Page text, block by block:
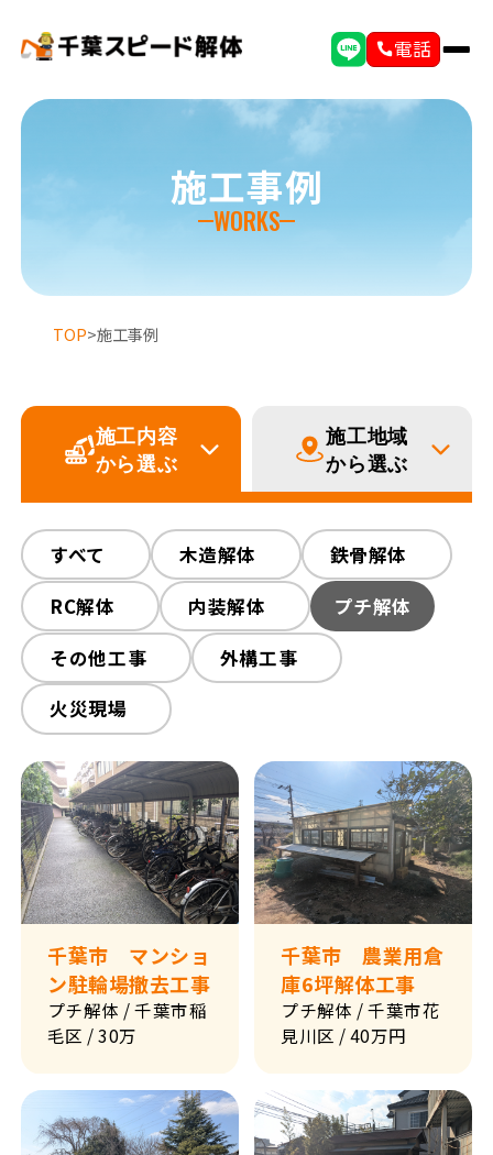
電話
選ばれる理由 初めての方へ
解体工事の流れ 解体工事メニュー
会社概要 スタッフ紹介
施工事例 相談会/イベント
現場ブログ お客様の声
補助金情報 空き家対策
来店予約
施工事例
WORKS
TOP>施工事例
施工内容
から選ぶ
施工地域
から選ぶ
すべて 木造解体
鉄骨解体
RC解体
内装解体
プチ解体
その他工事
外構工事
火災現場
千葉市 マンショ
ン駐輪場撤去工事
プチ解体 / 千葉市稲
毛区 / 30万
千葉市 農業用倉
庫6坪解体工事
プチ解体 / 千葉市花
見川区 / 40万円